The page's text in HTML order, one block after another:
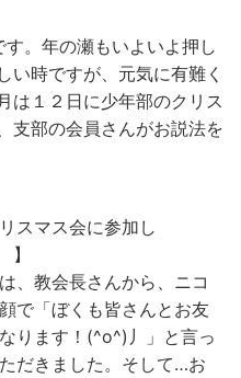
。年の瀬もいよいよ押し
い時ですが、元気に有難く
は１２日に少年部のクリス
支部の会員さんがお説法を
リスマス会に参加し
、教会長さんから、ニコ
で「ぼくも皆さんとお友
ります！(^o^)丿」と言っ
だきました。そして…お